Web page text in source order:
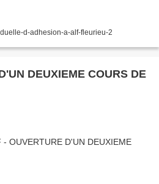
d-adhesion-a-alf-fleurieu-2
DEUXIEME COURS DE